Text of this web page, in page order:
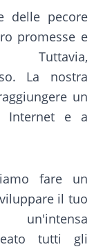
delle pecore
promesse e
Tuttavia,
La nostra
un
Internet e a
fare un
il tuo
tutti gli